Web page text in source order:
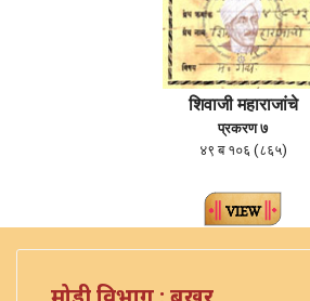
शिवाजी महाराजांचे
प्रकरण ७
४९ ब १०६ (८६५)